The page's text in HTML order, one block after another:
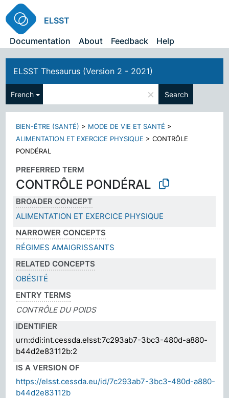
ELSST
Documentation
About Feedback Help
ELSST Thesaurus (Version 2 - 2021)
French × Search
BIEN-ÊTRE (SANTÉ) > MODE DE VIE ET SANTÉ >
ALIMENTATION ET EXERCICE PHYSIQUE >CONTRÔLE
PONDÉRAL
PREFERRED TERM
CONTRÔLE PONDÉRAL
BROADER CONCEPT
ALIMENTATION ET EXERCICE PHYSIQUE
NARROWER CONCEPTS
RÉGIMES AMAIGRISSANTS
RELATED CONCEPTS
OBÉSITÉ
ENTRY TERMS
CONTRÔLE DU POIDS
IDENTIFIER
urn:ddi:int.cessda.elsst:7c293ab7-3bc3-480d-a880-
b44d2e83112b:2
IS A VERSION OF
https://elsst.cessda.eu/id/7c293ab7-3bc3-480d-a880-
b44d2e83112b